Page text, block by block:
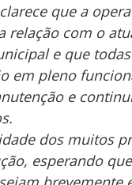
que a
relação com o
e que
em pleno
e
dos muitos
esperando